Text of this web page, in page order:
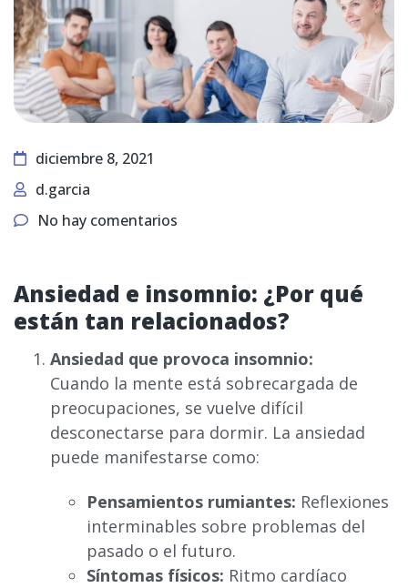
diciembre 8, 2021
d.garcia
No hay comentarios
Ansiedad e insomnio: ¿Por qué
están tan relacionados?
Ansiedad que provoca insomnio:
Cuando la mente está sobrecargada de
preocupaciones, se vuelve difícil
desconectarse para dormir. La ansiedad
puede manifestarse como:
Pensamientos rumiantes: Reflexiones
interminables sobre problemas del
pasado o el futuro.
Síntomas físicos: Ritmo cardíaco